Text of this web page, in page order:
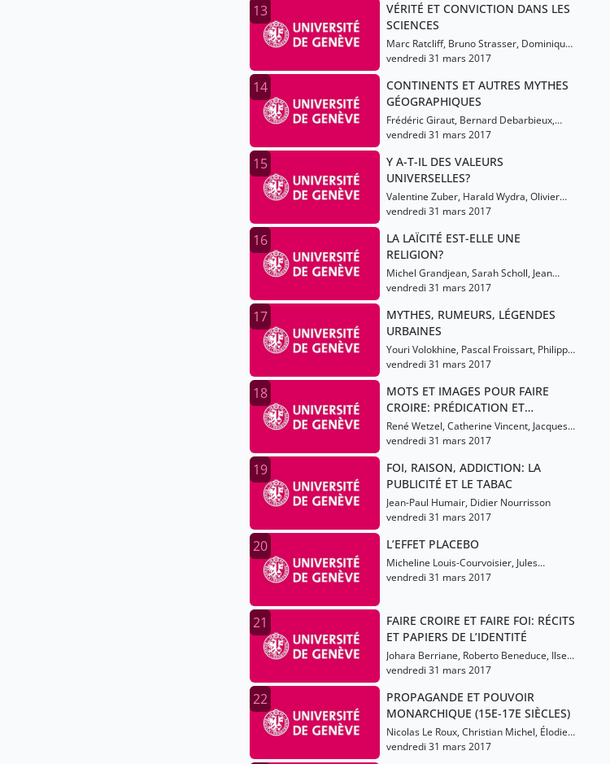
13
VÉRITÉ ET CONVICTION DANS LES
SCIENCES
Marc Ratcliff, Bruno Strasser, Dominique
Pestre
vendredi 31 mars 2017
14
CONTINENTS ET AUTRES MYTHES
GÉOGRAPHIQUES
Frédéric Giraut, Bernard Debarbieux,
Juliet Fall
vendredi 31 mars 2017
15
Y A-T-IL DES VALEURS
UNIVERSELLES?
Valentine Zuber, Harald Wydra, Olivier
Grenouilleau
vendredi 31 mars 2017
16
LA LAÏCITÉ EST-ELLE UNE
RELIGION?
Michel Grandjean, Sarah Scholl, Jean
Baubérot
vendredi 31 mars 2017
17
MYTHES, RUMEURS, LÉGENDES
URBAINES
Youri Volokhine, Pascal Froissart, Philippe
Aldrin
vendredi 31 mars 2017
18
MOTS ET IMAGES POUR FAIRE
CROIRE: PRÉDICATION ET
HAGIOGRAPHIE DANS L’OCCIDENT
MÉDIÉVAL
René Wetzel, Catherine Vincent, Jacques
Berlioz
vendredi 31 mars 2017
19
FOI, RAISON, ADDICTION: LA
PUBLICITÉ ET LE TABAC
Jean-Paul Humair, Didier Nourrisson
vendredi 31 mars 2017
20 L’EFFET PLACEBO
Micheline Louis-Courvoisier, Jules
Desmeules, Eric Bonvin
vendredi 31 mars 2017
21
FAIRE CROIRE ET FAIRE FOI: RÉCITS
ET PAPIERS DE L’IDENTITÉ
Johara Berriane, Roberto Beneduce, Ilsen
About
vendredi 31 mars 2017
22
PROPAGANDE ET POUVOIR
MONARCHIQUE (15E-17E SIÈCLES)
Nicolas Le Roux, Christian Michel, Élodie
Lecuppre-Desjardin
vendredi 31 mars 2017